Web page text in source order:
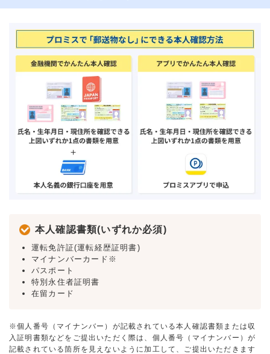
本人確認書類(いずれか必須)
運転免許証(運転経歴証明書)
マイナンバーカード※
パスポート
特別永住者証明書
在留カード
※個人番号（マイナンバー）が記載されている本人確認書類または収
入証明書類などをご提出いただく際は、個人番号（マイナンバー）が
記載されている箇所を見えないように加工して、ご提出いただきます